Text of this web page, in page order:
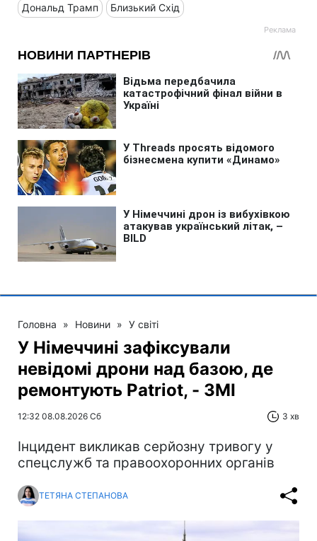
Дональд Трамп Близький Схід
Головна » Новини » У світі
У Німеччині зафіксували
невідомі дрони над базою, де
ремонтують Patriot, - ЗМІ
12:32 08.08.2026 Сб 3 хв
Інцидент викликав серйозну тривогу у
спецслужб та правоохоронних органів
ТЕТЯНА СТЕПАНОВА